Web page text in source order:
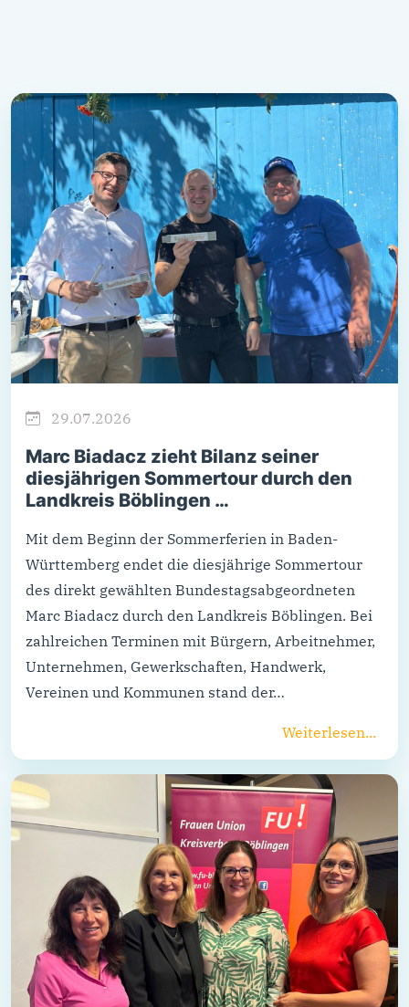
29.07.2026
Marc Biadacz zieht Bilanz seiner
diesjährigen Sommertour durch den
Landkreis Böblingen …
Mit dem Beginn der Sommerferien in Baden-
Württemberg endet die diesjährige Sommertour
des direkt gewählten Bundestagsabgeordneten
Marc Biadacz durch den Landkreis Böblingen. Bei
zahlreichen Terminen mit Bürgern, Arbeitnehmer,
Unternehmen, Gewerkschaften, Handwerk,
Vereinen und Kommunen stand der…
Weiterlesen...